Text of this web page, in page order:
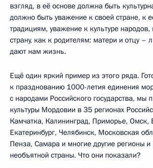
взгляд, в её основе должна быть
должно быть уважение к своей стране, к
традициям, уважение к культуре народов,
страну, как к родителям: матери и отцу –
дают нам жизнь.
Ещё один яркий пример из этого ряда.
к празднованию 1000-летия единения
с народами Российского государства, мы
культуры Мордовии в 35 регионах
Камчатка, Калининград, Приморье, Омск,
Екатеринбург, Челябинск, Московская
Пенза, Самара и многие другие регионы
необъятной страны. Что они показали?